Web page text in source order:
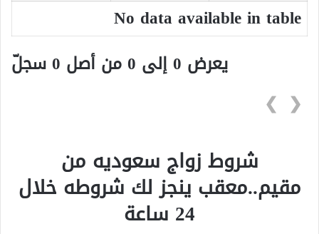
No data available in table
يعرض 0 إلى 0 من أصل 0 سجلّ
❮
❯
شروط زواج سعوديه من
مقيم..معقب ينجز لك شروطه خلال
24 ساعة